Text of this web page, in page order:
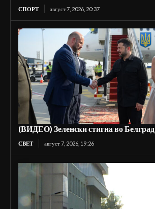
СПОРТ август 7, 2026, 20:37
(ВИДЕО) Зеленски стигна во Белград
СВЕТ август 7, 2026, 19:26